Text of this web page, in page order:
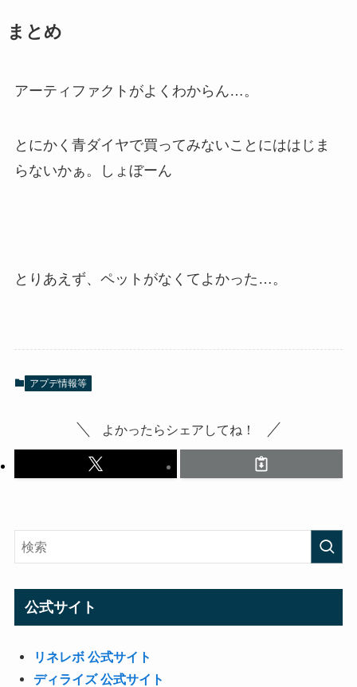
まとめ
アーティファクトがよくわからん…。
とにかく青ダイヤで買ってみないことにははじま
らないかぁ。しょぼーん
とりあえず、ペットがなくてよかった…。
アプデ情報等
よかったらシェアしてね！
公式サイト
リネレボ 公式サイト
ディライズ 公式サイト